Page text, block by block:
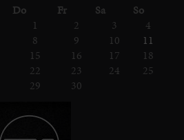
Donnerstag
Freitag Samstag Sonntag
1
2 3
4
8 9 10
11
15 16 17
18
22 23 24
25
29 30